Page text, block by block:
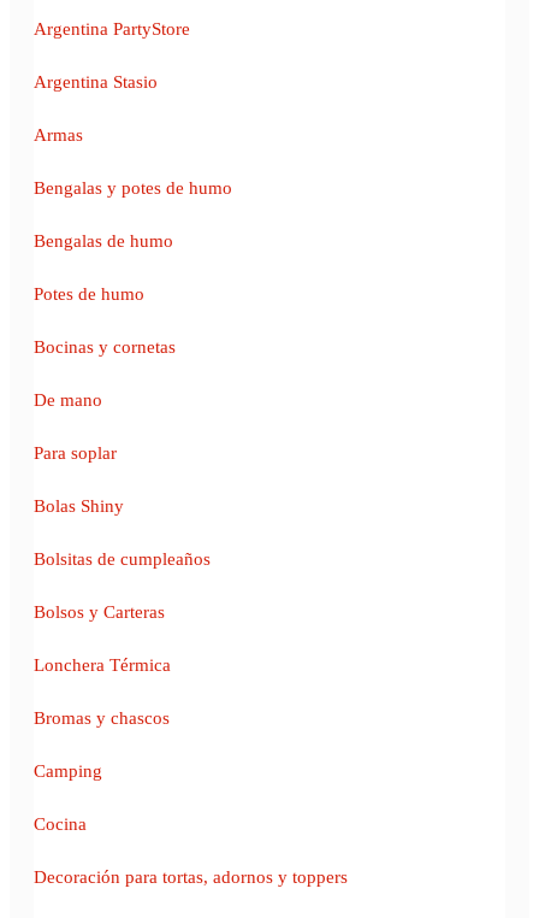
Argentina PartyStore
Argentina Stasio
Armas
Bengalas y potes de humo
Bengalas de humo
Potes de humo
Bocinas y cornetas
De mano
Para soplar
Bolas Shiny
Bolsitas de cumpleaños
Bolsos y Carteras
Lonchera Térmica
Bromas y chascos
Camping
Cocina
Decoración para tortas, adornos y toppers